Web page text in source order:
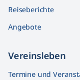
Reiseberichte
Angebote
Vereinsleben
Termine und